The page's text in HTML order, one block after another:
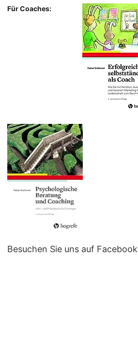
Für Coaches:
Besuchen Sie uns auf Facebook